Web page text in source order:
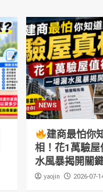
NEWS
建商最怕你
相！花1萬驗
水風暴揭開關
yaojin 2026-07-